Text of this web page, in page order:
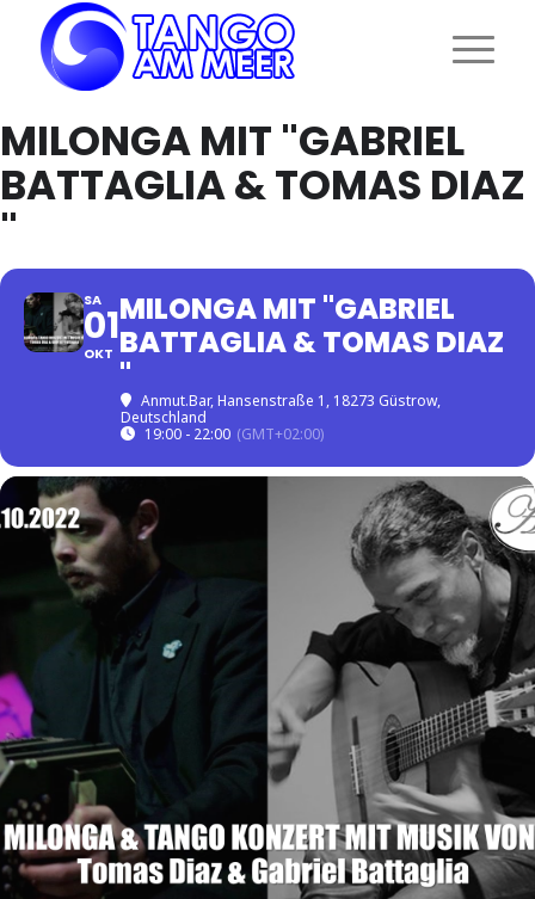
MILONGA MIT "GABRIEL
BATTAGLIA & TOMAS DIAZ
"
SA
01
OKT
MILONGA MIT "GABRIEL
BATTAGLIA & TOMAS DIAZ
"
Anmut.Bar, Hansenstraße 1, 18273 Güstrow,
Deutschland
19:00 - 22:00 (GMT+02:00)